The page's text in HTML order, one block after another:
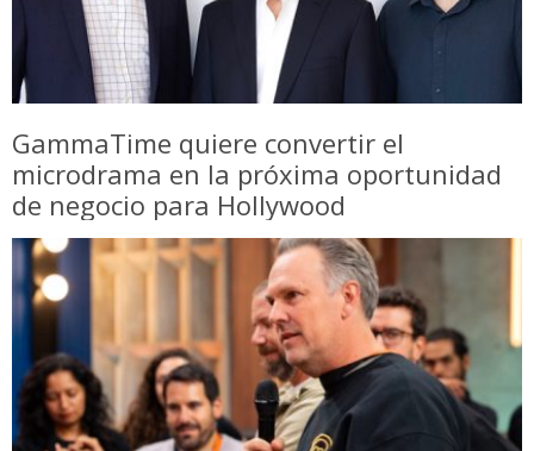
GammaTime quiere convertir el
microdrama en la próxima oportunidad
de negocio para Hollywood